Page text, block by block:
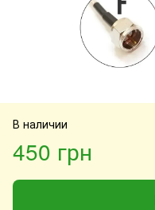
В наличии
450 грн